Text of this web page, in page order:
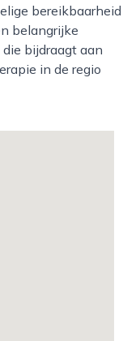
bereikbaarheid
belangrijke
bijdraagt aan
in de regio